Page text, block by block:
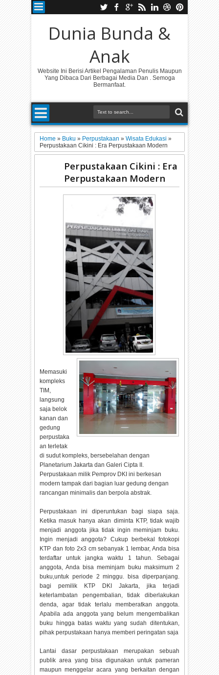
Dunia Bunda &
Anak
Website Ini Berisi Artikel Pengalaman Penulis Maupun
Yang Dibaca Dari Berbagai Media Dan . Semoga
Bermanfaat.
Home» Buku» Perpustakaan»Wisata Edukasi»
Perpustakaan Cikini : Era Perpustakaan Modern
Perpustakaan Cikini : Era
Perpustakaan Modern
Memasuki
kompleks
TIM,
langsung
saja belok
kanan dan
gedung
perpustaka
an terletak
di sudut kompleks, bersebelahan dengan
Planetarium Jakarta dan Galeri Cipta II.
Perpustakaan milik Pemprov DKI ini berkesan
modern tampak dari bagian luar gedung dengan
rancangan minimalis dan berpola abstrak.
Perpustakaan ini diperuntukan bagi siapa saja.
Ketika masuk hanya akan diminta KTP, tidak wajib
menjadi anggota jika tidak ingin meminjam buku.
Ingin menjadi anggota? Cukup berbekal fotokopi
KTP dan foto 2x3 cm sebanyak 1 lembar, Anda bisa
terdaftar untuk jangka waktu 1 tahun. Sebagai
anggota, Anda bisa meminjam buku maksimum 2
buku,untuk periode 2 minggu. bisa diperpanjang.
bagi pemilik KTP DKI Jakarta, jika terjadi
keterlambatan pengembalian, tidak diberlakukan
denda, agar tidak terlalu memberatkan anggota.
Apabila ada anggota yang belum mengembalikan
buku hingga batas waktu yang sudah ditentukan,
pihak perpustakaan hanya memberi peringatan saja
Lantai dasar perpustakaan merupakan sebuah
publik area yang bisa digunakan untuk pameran
maupun menggelar acara yang berkaitan dengan